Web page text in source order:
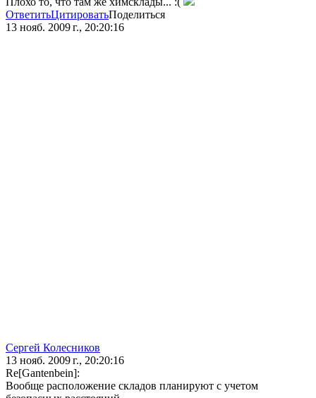
ОтветитьЦитироватьПоделиться
13 нояб. 2009 г., 20:20:16
Сергей Колесников
13 нояб. 2009 г., 20:20:16
Re[Gantenbein]:
Вообще расположение складов планируют с учетом